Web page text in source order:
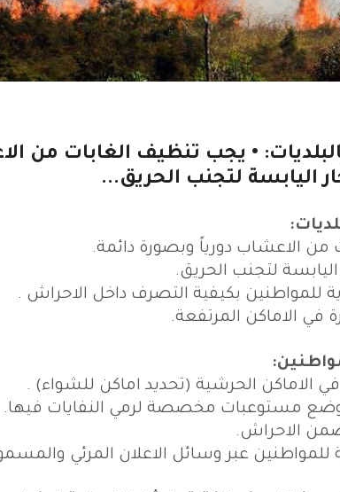
• يجب تنظيف الغابات من
اليابسة لتجنب الحريق...
من الاعشاب دورياً وبصورة دائمة.
لتجنب الحريق.
للمواطنين بكيفية التصرف داخل الاحراش .
في الاماكن المرتفعة.
الاماكن الحرشية (تحديد اماكن للشواء) .
ووضع مستوعبات مخصصة لرمي النفايات فيها.
الاحراش.
للمواطنين عبر وسائل الاعلان المرئي